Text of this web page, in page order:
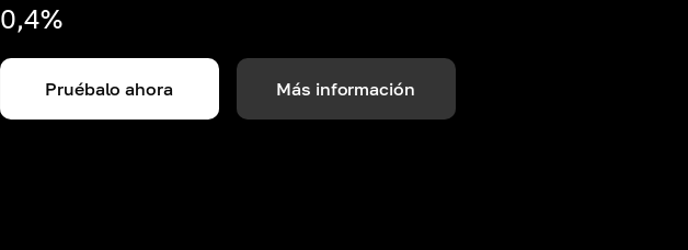
0,4%
Pruébalo ahora Más información